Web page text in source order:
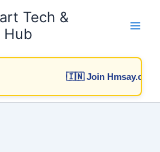
Tech &
Hub